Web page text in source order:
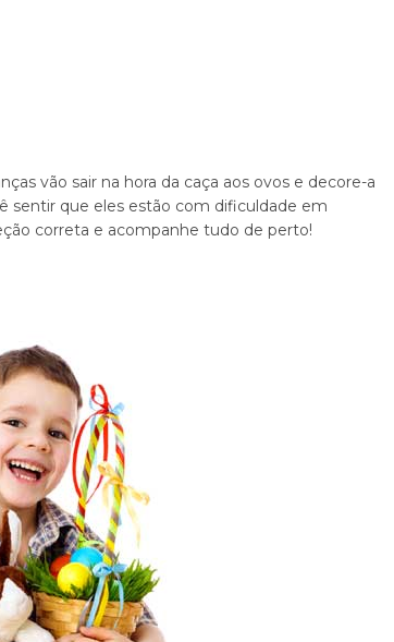
vão sair na hora da caça aos ovos e decore-a
sentir que eles estão com dificuldade em
correta e acompanhe tudo de perto!